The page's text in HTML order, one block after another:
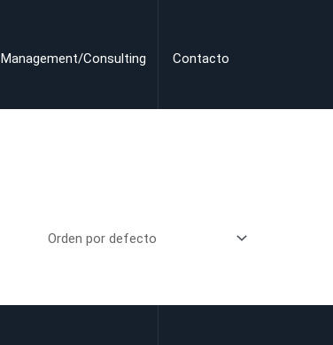
Management/Consulting Contacto